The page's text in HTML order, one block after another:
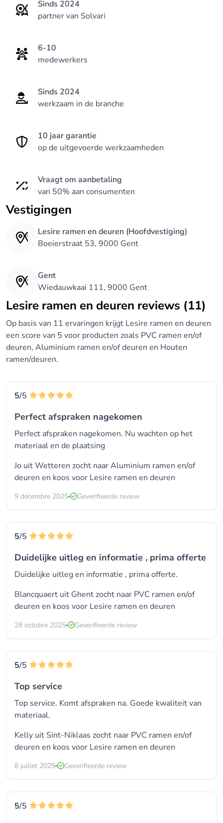
Sinds 2024
partner van Solvari
6-10
medewerkers
Sinds 2024
werkzaam in de branche
10 jaar garantie
op de uitgevoerde werkzaamheden
Vraagt om aanbetaling
van 50% aan consumenten
Vestigingen
Lesire ramen en deuren (Hoofdvestiging)
Boeierstraat 53, 9000 Gent
Gent
Wiedauwkaai 111, 9000 Gent
Lesire ramen en deuren reviews (11)
Op basis van 11 ervaringen krijgt Lesire ramen en deuren
een score van 5 voor producten zoals PVC ramen en/of
deuren, Aluminium ramen en/of deuren en Houten
ramen/deuren.
5/5
Perfect afspraken nagekomen
Perfect afspraken nagekomen. Nu wachten op het
materiaal en de plaatsing
Jo uit Wetteren zocht naarAluminium ramen en/of
deuren en koos voor Lesire ramen en deuren
9 décembre 2025 Geverifieerde review
5/5
Duidelijke uitleg en informatie , prima offerte
Duidelijke uitleg en informatie , prima offerte.
Blancquaert uit Ghent zocht naar PVC ramen en/of
deuren en koos voor Lesire ramen en deuren
28 octobre 2025 Geverifieerde review
5/5
Top service
Top service. Komt afspraken na. Goede kwaliteit van
materiaal.
Kelly uit Sint-Niklaas zocht naar PVC ramen en/of
deuren en koos voor Lesire ramen en deuren
8 juillet 2025 Geverifieerde review
5/5